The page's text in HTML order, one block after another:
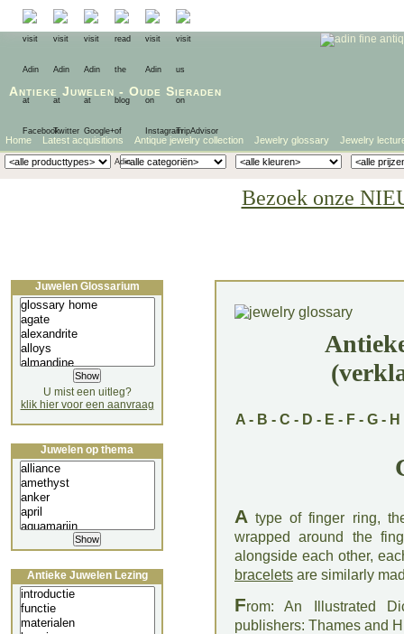
Antieke Juwelen - Oude Sieraden
Home Latest acquisitions Antique jewelry collection Jewelry glossary Jewelry
Bezoek onze
A - B - C - D - E - F - G - H
A type of finger ring,
wrapped around the
alongside each other,
bracelets are similarly
From: An Illustrated
publishers: Thames and
Juwelen Glossarium
U mist een uitleg?
klik hier voor een aanvraag
Juwelen op thema
Antieke Juwelen Lezing